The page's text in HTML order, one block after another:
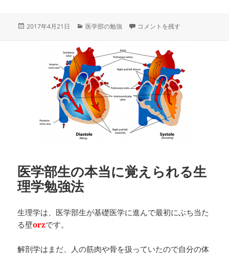
投
2017年4月21日
カ
リ
ー
医学部の勉強 医学部生におすすめの生理学の
コメントを残す
医学部生の本当に覚えられる生
理学勉強法
生理学は、医学部生が基礎医学に進んで最初にぶち当た
る壁orzです。
解剖学はまだ、人の筋肉や骨を扱っていたので自分の体